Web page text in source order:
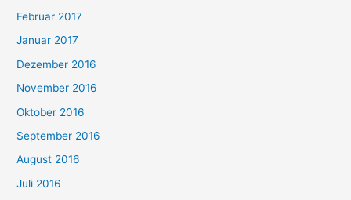
Februar 2017
Januar 2017
Dezember 2016
November 2016
Oktober 2016
September 2016
August 2016
Juli 2016